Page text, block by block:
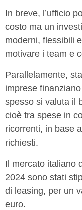
In breve, l’ufficio
costo ma un
moderni, flessibili
motivare i team e
Parallelamente,
imprese
spesso si valuta il
cioè tra spese in
ricorrenti, in base
richiesti.
Il mercato italiano
2024 sono stati
di leasing, per un
euro.